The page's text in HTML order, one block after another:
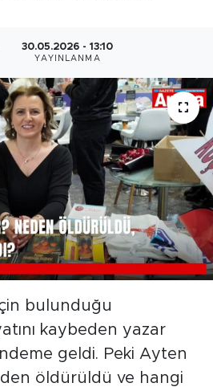
30.05.2026 - 13:10
YAYINLANMA
bulunduğu
kaybeden yazar
geldi. Peki Ayten
öldürüldü ve hangi